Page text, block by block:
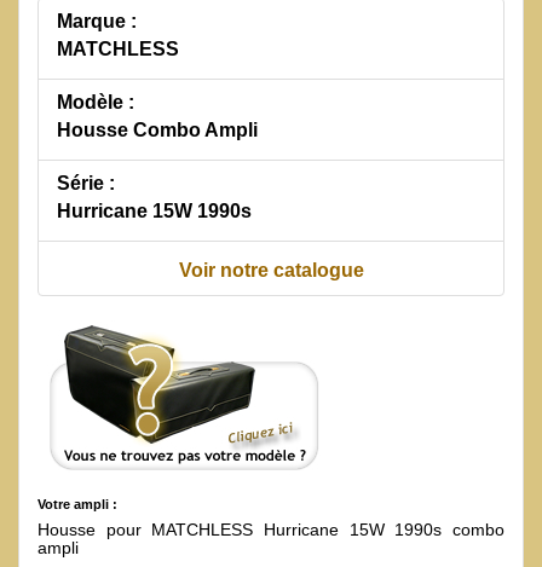
Marque :
MATCHLESS
Modèle :
Housse Combo Ampli
Série :
Hurricane 15W 1990s
Voir notre catalogue
Votre ampli :
Housse pour MATCHLESS Hurricane 15W 1990s combo
ampli